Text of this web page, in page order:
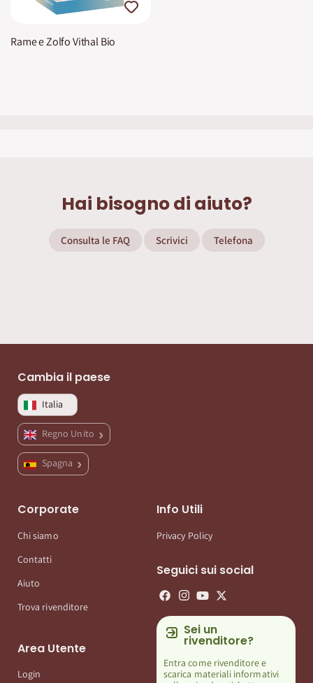
Rame e Zolfo Vithal Bio
Hai bisogno di aiuto?
Consulta le FAQ Scrivici Telefona
Cambia il paese
Italia
Regno Unito
Spagna
Corporate
Chi siamo
Contatti
Aiuto
Trova rivenditore
Area Utente
Login
Info Utili
Privacy Policy
Seguici sui social
Sei un
rivenditore?
Entra come rivenditore e
scarica materiali informativi